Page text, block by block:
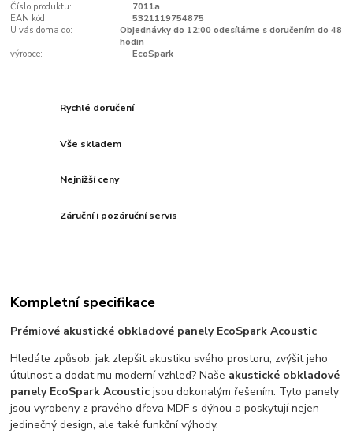
Číslo produktu:
7011a
EAN kód:
5321119754875
U vás doma do:
Objednávky do 12:00 odesíláme s doručením do 48
hodin
výrobce:
EcoSpark
Rychlé doručení
Vše skladem
Nejnižší ceny
Záruční i pozáruční servis
Kompletní specifikace
Prémiové akustické obkladové panely EcoSpark Acoustic
Hledáte způsob, jak zlepšit akustiku svého prostoru, zvýšit jeho
útulnost a dodat mu moderní vzhled? Naše akustické obkladové
panely EcoSpark Acoustic jsou dokonalým řešením. Tyto panely
jsou vyrobeny z pravého dřeva MDF s dýhou a poskytují nejen
jedinečný design, ale také funkční výhody.